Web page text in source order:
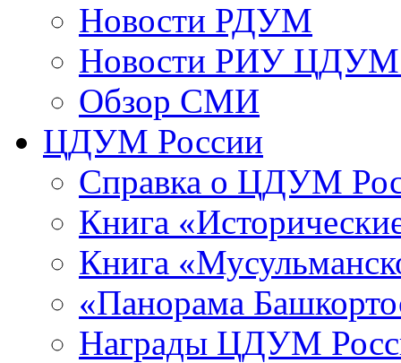
Новости РДУМ
Новости РИУ ЦДУМ
Обзор СМИ
ЦДУМ России
Справка о ЦДУМ
Книга
Книга
«Панорама
Награды ЦДУМ